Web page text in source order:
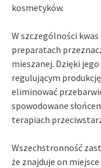
kosmetyków.
W szczególności
preparatach
mieszanej. Dzięki jego
regulującym
eliminować
spowodowane
terapiach
Wszechstronność
że znajduje on